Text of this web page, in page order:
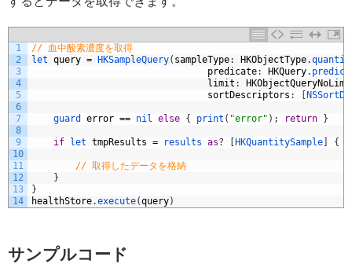
1
2
3
4
5
6
7
8
9
10
11
12
13
14
// 血中酸素濃度を取得
let query = HKSampleQuery( sampleType: HKObjectType.
predicate: HKQuery.
limit :
sortDescriptors :
guard error == nil else { print ( "error" ) ; return }
if let tmpResults = results as? HKQuantitySample {
// 取得したデータを格納
}
}
healthStore.execute(query)
サンプルコード